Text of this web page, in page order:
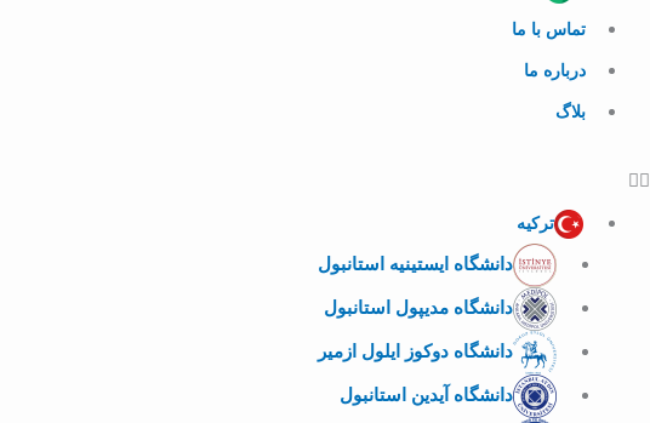
تماس با ما
درباره ما
بلاگ
ترکیه
دانشگاه ایستینیه استانبول
دانشگاه مدیپول استانبول
دانشگاه دوکوز ایلول ازمیر
دانشگاه آیدین استانبول